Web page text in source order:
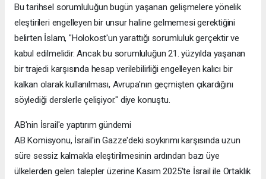
Bu tarihsel sorumluluğun bugün yaşanan gelişmelere yönelik
eleştirileri engelleyen bir unsur haline gelmemesi gerektiğini
belirten İslam, "Holokost'un yarattığı sorumluluk gerçektir ve
kabul edilmelidir. Ancak bu sorumluluğun 21. yüzyılda yaşanan
bir trajedi karşısında hesap verilebilirliği engelleyen kalıcı bir
kalkan olarak kullanılması, Avrupa'nın geçmişten çıkardığını
söylediği derslerle çelişiyor." diye konuştu.
AB'nin İsrail'e yaptırım gündemi
AB Komisyonu, İsrail'in Gazze'deki soykırımı karşısında uzun
süre sessiz kalmakla eleştirilmesinin ardından bazı üye
ülkelerden gelen talepler üzerine Kasım 2025'te İsrail ile Ortaklık